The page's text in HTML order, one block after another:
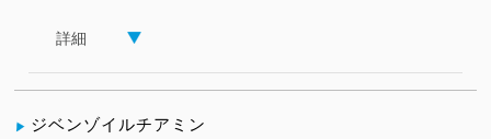
詳細
ジベンゾイルチアミン